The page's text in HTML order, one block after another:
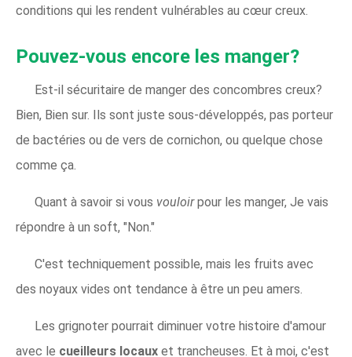
conditions qui les rendent vulnérables au cœur creux.
Pouvez-vous encore les manger?
Est-il sécuritaire de manger des concombres creux?
Bien, Bien sur. Ils sont juste sous-développés, pas porteur
de bactéries ou de vers de cornichon, ou quelque chose
comme ça.
Quant à savoir si vous vouloirpour les manger, Je vais
répondre à un soft, "Non."
C'est techniquement possible, mais les fruits avec
des noyaux vides ont tendance à être un peu amers.
Les grignoter pourrait diminuer votre histoire d'amour
avec le cueilleurs locaux et trancheuses. Et à moi, c'est